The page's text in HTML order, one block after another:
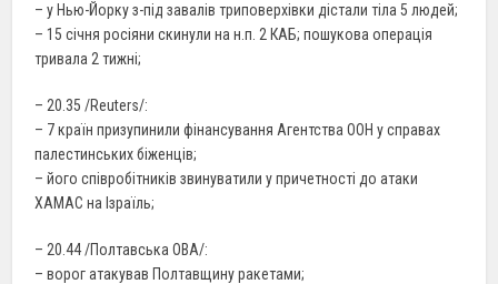
– у Нью-Йорку з-під завалів триповерхівки дістали тіла 5 людей;
– 15 січня росіяни скинули на н.п. 2 КАБ; пошукова операція
тривала 2 тижні;
– 20.35 /Reuters/:
– 7 країн призупинили фінансування Агентства ООН у справах
палестинських біженців;
– його співробітників звинуватили у причетності до атаки
ХАМАС на Ізраїль;
– 20.44 /Полтавська ОВА/:
– ворог атакував Полтавщину ракетами;